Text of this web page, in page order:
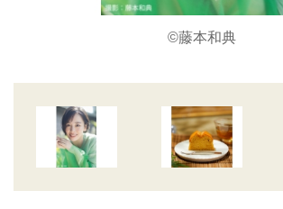
©藤本和典